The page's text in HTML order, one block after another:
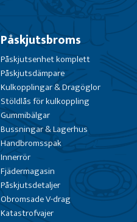
Påskjutsbroms
Påskjutsenhet komplett
Påskjutsdämpare
Kulkopplingar & Dragöglor
Stöldlås för kulkoppling
Gummibälgar
Bussningar & Lagerhus
Handbromsspak
Innerrör
Fjädermagasin
Påskjutsdetaljer
Obromsade V-drag
Katastrofvajer